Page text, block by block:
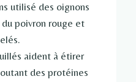
utilisé des oignons
poivron rouge et
aident à étirer
des protéines